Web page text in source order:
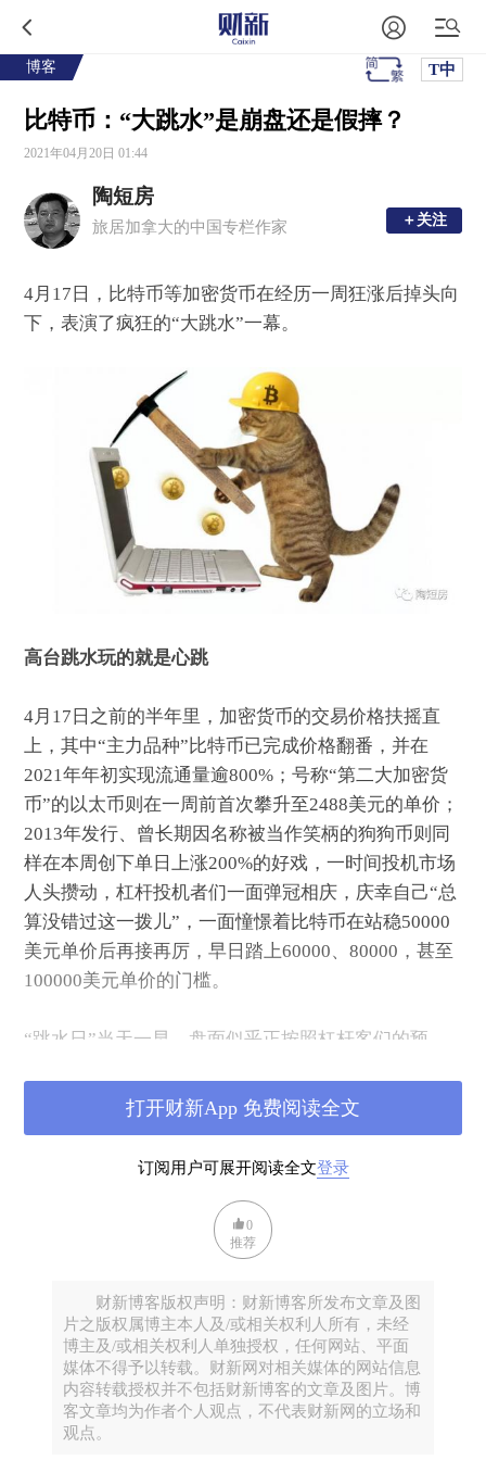
博客 T中
比特币：“大跳水”是崩盘还是假摔？
2021年04月20日 01:44
陶短房
旅居加拿大的中国专栏作家 ＋关注
＋关注
4月17日，比特币等加密货币在经历一周狂涨后掉头向
下，表演了疯狂的“大跳水”一幕。
高台跳水玩的就是心跳
4月17日之前的半年里，加密货币的交易价格扶摇直
上，其中“主力品种”比特币已完成价格翻番，并在
2021年年初实现流通量逾800%；号称“第二大加密货
币”的以太币则在一周前首次攀升至2488美元的单价；
2013年发行、曾长期因名称被当作笑柄的狗狗币则同
样在本周创下单日上涨200%的好戏，一时间投机市场
人头攒动，杠杆投机者们一面弹冠相庆，庆幸自己“总
算没错过这一拨儿”，一面憧憬着比特币在站稳50000
美元单价后再接再厉，早日踏上60000、80000，甚至
100000美元单价的门槛。
“跳水日”当天一早，盘面似乎正按照杠杆客们的预
美元的历史新高，其余加密货币品种也联袂狂涨，一
但灭顶之灾毫无征兆地倏忽而至：比特币忽然如断线
风筝般掉头向下，最低跌至53302美元，随后才勉强站
2月以来单日最大跌幅；其余加密货币品种也未遑多
让，以太币最多时跌了17%，后收敛至跌13%，另一
主流品种莱特币暴跌24%，红极一时的狗狗币则几乎
被“腰斩”，从历史最高点45美分跌至24美分。
订阅用户可展开阅读全文登录
打开财新App 免费阅读全文
0
推荐
财新博客版权声明：财新博客所发布文章及图
片之版权属博主本人及/或相关权利人所有，未经
博主及/或相关权利人单独授权，任何网站、平面
媒体不得予以转载。财新网对相关媒体的网站信息
内容转载授权并不包括财新博客的文章及图片。博
客文章均为作者个人观点，不代表财新网的立场和
观点。